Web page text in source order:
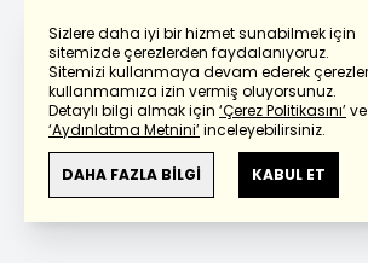
Sizlere daha iyi bir hizmet sunabilmek için
sitemizde çerezlerden faydalanıyoruz.
Sitemizi kullanmaya devam ederek
kullanmamıza izin vermiş oluyorsunuz.
Detaylı bilgi almak için ‘Çerez Politikasını’ve
‘Aydınlatma Metnini’inceleyebilirsiniz.
DAHA FAZLA BİLGİ KABUL ET